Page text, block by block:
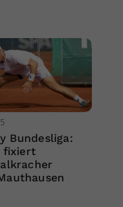
Bundesliga:
fixiert